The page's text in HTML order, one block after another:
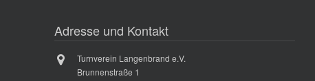
Adresse und Kontakt
Turnverein Langenbrand e.V.
Brunnenstraße 1